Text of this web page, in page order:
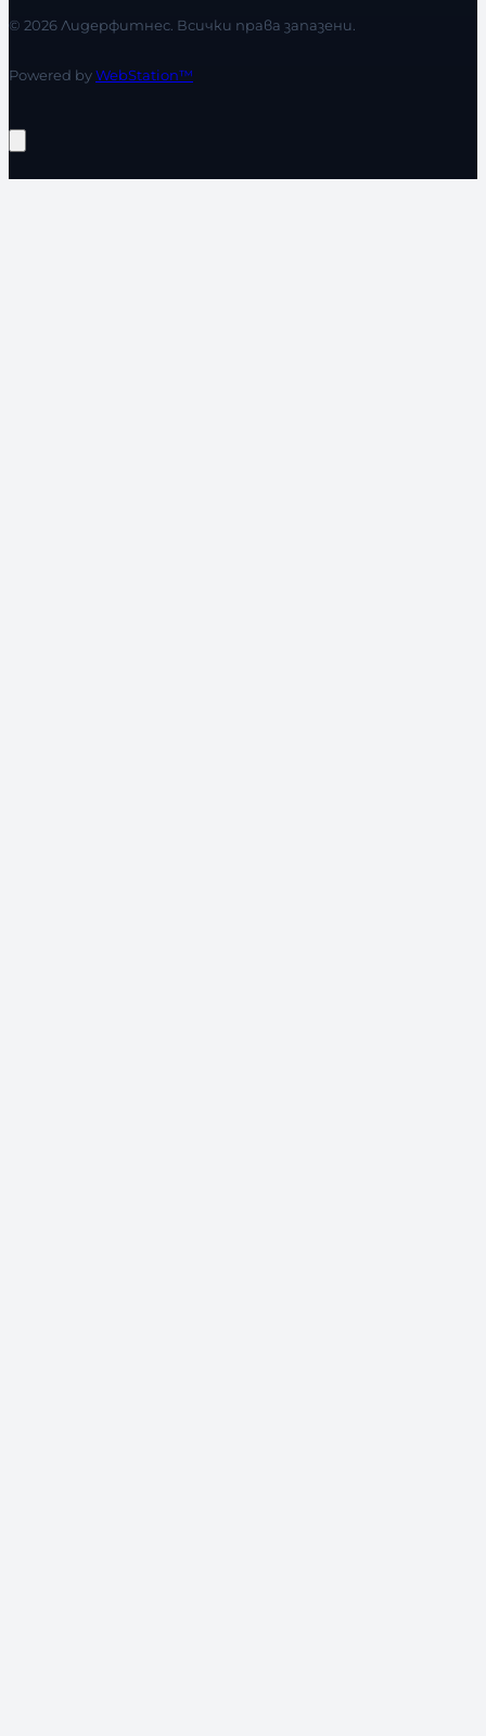
© 2026 Лидерфитнес. Всички права запазени.
Powered byWebStation™